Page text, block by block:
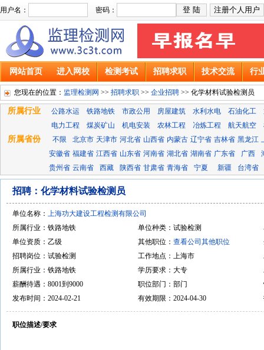
用户名： 密码：
网站首页 进入网校 检测考试 招聘求职 技术交流 行
您现在的位置： 监理检测网 >> 招聘求职 >> 企业招聘 >> 化学材料试验检测员
所属行业 公路水运 铁路地铁 市政公用 房屋建筑 水利水电 石油化工
电力工程
煤炭矿山 机电安装 农林工程 冶炼工程 航天航空
所属省份 不限 北京市 天津市 河北省 山西省 内蒙古 辽宁省 吉林省 黑龙江
安徽省 福建省 江西省 山东省 河南省 湖北省 湖南省 广东省 广西
贵州省 云南省 西藏 陕西省 甘肃省 青海省 宁夏 新疆 台湾省
招聘：化学材料试验检测员
单位名称： 上海功大建设工程检测有限公司
所属行业：铁路地铁
单位种类：试验检测
单位资质：乙级
其他职位： 查看公司其他职位
招聘岗位：试验检测
工作地点：上海市
所属行业：铁路地铁
学历要求：大专
薪酬待遇：8001到9000
职位部门：部门
发布时间：2024-02-21
有效期限：2024-04-30
职位描述/要求